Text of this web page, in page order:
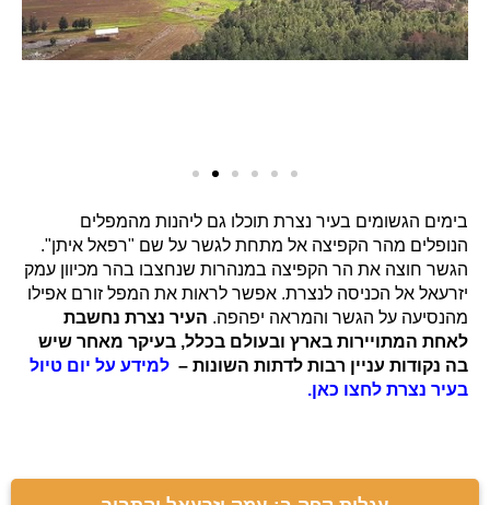
בימים הגשומים בעיר נצרת תוכלו גם ליהנות מהמפלים
הנופלים מהר הקפיצה אל מתחת לגשר על שם "רפאל איתן".
הגשר חוצה את הר הקפיצה במנהרות שנחצבו בהר מכיוון עמק
יזרעאל אל הכניסה לנצרת. אפשר לראות את המפל זורם אפילו
מהנסיעה על הגשר והמראה יפהפה. העיר נצרת נחשבת
לאחת המתויירות בארץ ובעולם בכלל, בעיקר מאחר שיש
בה נקודות עניין רבות לדתות השונות – למידע על יום טיול
בעיר נצרת לחצו כאן.